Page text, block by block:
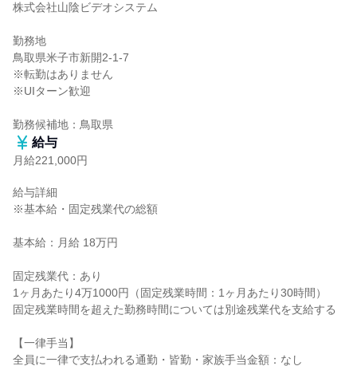
株式会社山陰ビデオシステム
勤務地
鳥取県米子市新開2-1-7
※転勤はありません
※UIターン歓迎
勤務候補地：鳥取県
給与
月給221,000円
給与詳細
※基本給・固定残業代の総額
基本給：月給 18万円
固定残業代：あり
1ヶ月あたり4万1000円（固定残業時間：1ヶ月あたり30時間）
固定残業時間を超えた勤務時間については別途残業代を支給する
【一律手当】
全員に一律で支払われる通勤・皆勤・家族手当金額：なし